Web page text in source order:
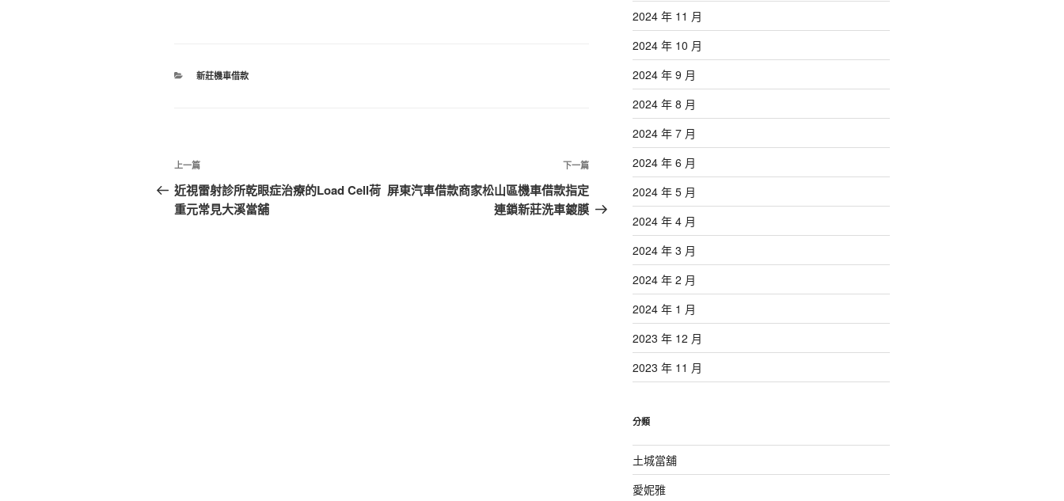
分
新莊機車借款
文
章
導
上
一
篇
上一篇
近視雷射診所乾眼症治療的Load Cell荷
重元常見大溪當舖
下
一
篇
下一篇
屏東汽車借款商家松山區機車借款指定
連鎖新莊洗車鍍膜
2024 年 11 月
2024 年 10 月
2024 年 9 月
2024 年 8 月
2024 年 7 月
2024 年 6 月
2024 年 5 月
2024 年 4 月
2024 年 3 月
2024 年 2 月
2024 年 1 月
2023 年 12 月
2023 年 11 月
分類
土城當舖
愛妮雅